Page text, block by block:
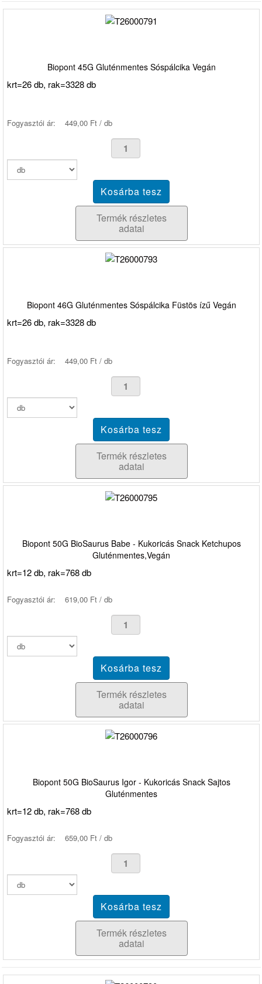
Biopont 45G Gluténmentes Sóspálcika Vegán
krt=26 db, rak=3328 db
Fogyasztói ár: 449,00 Ft / db
Termék részletes
adatai
Biopont 46G Gluténmentes Sóspálcika Füstös ízű Vegán
krt=26 db, rak=3328 db
Fogyasztói ár: 449,00 Ft / db
Termék részletes
adatai
Biopont 50G BioSaurus Babe - Kukoricás Snack Ketchupos
Gluténmentes,Vegán
krt=12 db, rak=768 db
Fogyasztói ár: 619,00 Ft / db
Termék részletes
adatai
Biopont 50G BioSaurus Igor - Kukoricás Snack Sajtos
Gluténmentes
krt=12 db, rak=768 db
Fogyasztói ár: 659,00 Ft / db
Termék részletes
adatai